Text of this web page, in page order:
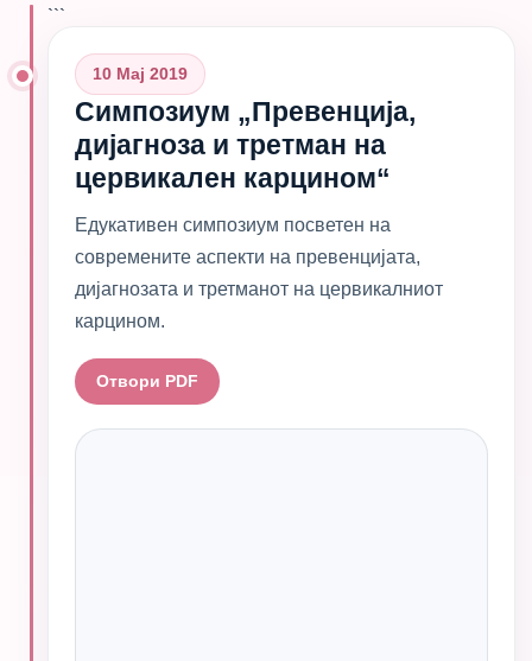
```
Симпозиум „Превенција,
дијагноза и третман на
цервикален карцином“
10 Мај 2019
Едукативен симпозиум посветен на
современите аспекти на превенцијата,
дијагнозата и третманот на цервикалниот
карцином.
Отвори PDF